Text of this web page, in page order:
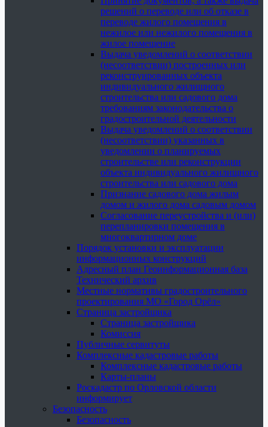
решений о переводе или об отказе в
переводе жилого помещения в
нежилое или нежилого помещения в
жилое помещение
Выдача уведомлений о соответствии
(несоответствии) построенных или
реконструированных объекта
индивидуального жилищного
строительства или садового дома
требованиям законодательства о
градостроительной деятельности
Выдача уведомлений о соответствии
(несоответствии) указанных в
уведомлении о планируемых
строительстве или реконструкции
объекта индивидуального жилищного
строительства или садового дома
Признание садового дома жилым
домом и жилого дома садовым домом
Согласование переустройства и (или)
перепланировки помещения в
многоквартирном доме
Порядок установки и эксплуатации
информационных конструкций
Адресный план Геоинформационная база
Технический архив
Местные нормативы градостроительного
проектирования МО «Город Орёл»
Страница застройщика
Страница застройщика
Комиссия
Публичные сервитуты
Комплексные кадастровые работы
Комплексные кадастровые работы
Карты-планы
Роскадастр по Орловской области
информирует
Безопасность
Безопасность